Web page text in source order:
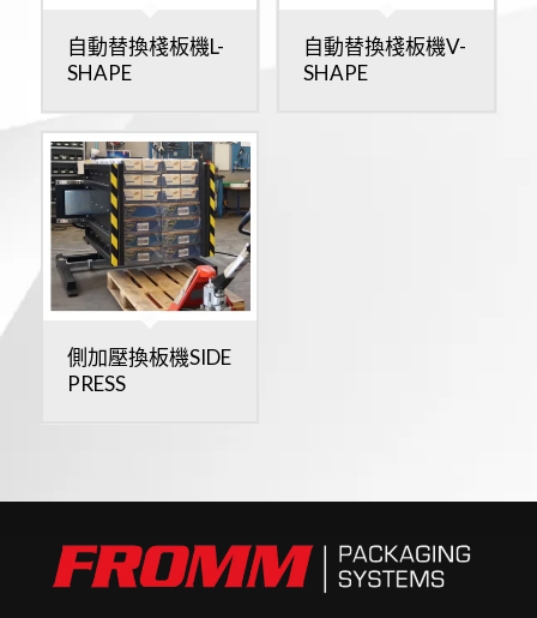
自動替換棧板機L-
SHAPE
自動替換棧板機V-
SHAPE
側加壓換板機SIDE
PRESS